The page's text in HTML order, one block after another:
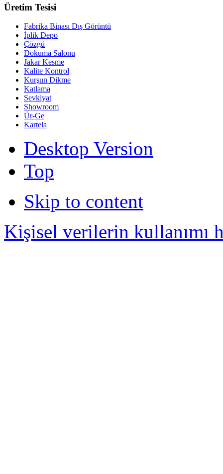
Üretim Tesisi
Fabrika Binası Dış Görüntü
İplik Depo
Çözgü
Dokuma Salonu
Jakar Kesme
Kalite Kontrol
Kurşun Dikme
Katlama
Sevkiyat
Showroom
Ür-Ge
Kartela
Desktop Version
Top
Skip to content
Kişisel verilerin kullanımı